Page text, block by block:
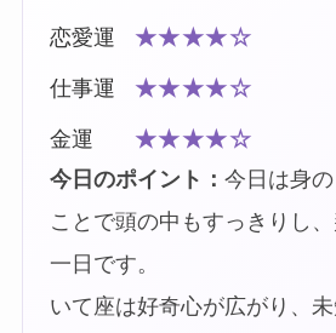
恋愛運 ★★★★☆
仕事運 ★★★★☆
金運
★★★★☆
今日のポイント： 今日は身
ことで頭の中もすっきりし
一日です。
いて座は好奇心が広がり、